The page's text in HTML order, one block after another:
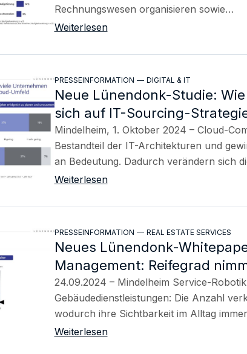
Rechnungswesen organisieren sowie…
Weiterlesen
PRESSEINFORMATION — DIGITAL & IT
Neue Lünendonk-Studie:
sich auf IT-Sourcing-
Mindelheim, 1. Oktober 2024 – Cloud-
Bestandteil der IT-Architekturen und
an Bedeutung. Dadurch verändern sich
Weiterlesen
PRESSEINFORMATION — REAL ESTATE SERVICES
Neues Lünendonk-
Management: Reifegrad
24.09.2024 – Mindelheim Service-
Gebäudedienstleistungen: Die Anzahl
wodurch ihre Sichtbarkeit im Alltag
Weiterlesen